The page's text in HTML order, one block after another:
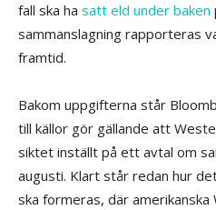
fall ska ha satt eld under baken
sammanslagning rapporteras
framtid.
Bakom uppgifterna står
till källor gör gällande att
siktet inställt på ett avtal om
augusti. Klart står redan hur
ska formeras, där